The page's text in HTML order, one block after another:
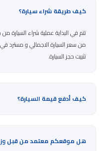
كيف طريقة شراء سيارة؟
تتم في البداية عملية شراء
من سعر السيارة الاجمالي و مسترد
تثبيت حجز السيارة.
كيف أدفع قيمة السيارة؟
هل موقعكم معتمد من قبل